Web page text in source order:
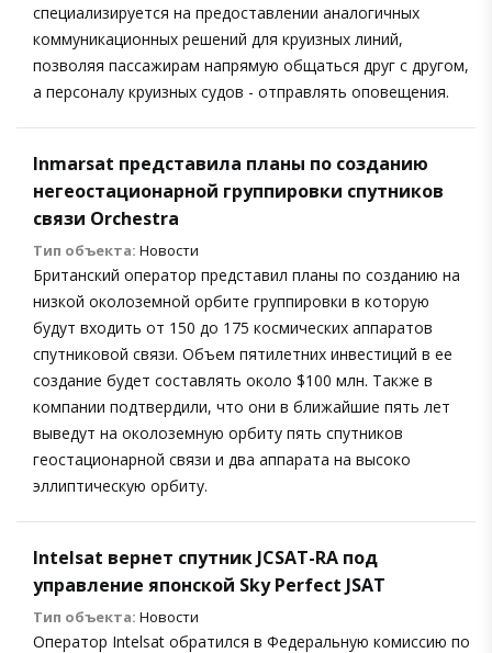
специализируется на предоставлении аналогичных
коммуникационных решений для круизных линий,
позволяя пассажирам напрямую общаться друг с другом,
а персоналу круизных судов - отправлять оповещения.
Inmarsat представила планы по созданию
негеостационарной группировки спутников
связи Orchestra
Тип объекта: Новости
Британский оператор представил планы по созданию на
низкой околоземной орбите группировки в которую
будут входить от 150 до 175 космических аппаратов
спутниковой связи. Объем пятилетних инвестиций в ее
создание будет составлять около $100 млн. Также в
компании подтвердили, что они в ближайшие пять лет
выведут на околоземную орбиту пять спутников
геостационарной связи и два аппарата на высоко
эллиптическую орбиту.
Intelsat вернет спутник JCSAT-RA под
управление японской Sky Perfect JSAT
Тип объекта: Новости
Оператор Intelsat обратился в Федеральную комиссию по